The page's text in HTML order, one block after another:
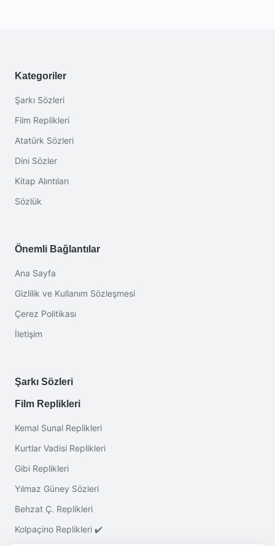
Kategoriler
Şarkı Sözleri
Film Replikleri
Atatürk Sözleri
Dini Sözler
Kitap Alıntıları
Sözlük
Önemli Bağlantılar
Ana Sayfa
Gizlilik ve Kullanım Sözleşmesi
Çerez Politikası
İletişim
Şarkı Sözleri
Film Replikleri
Kemal Sunal Replikleri
Kurtlar Vadisi Replikleri
Gibi Replikleri
Yılmaz Güney Sözleri
Behzat Ç. Replikleri
Kolpaçino Replikleri ✔️